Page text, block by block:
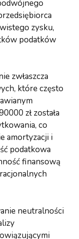
zysku,
podatków
zwłaszcza
które często
zł została
co
amortyzacji i
podatkowa
finansową
neutralności